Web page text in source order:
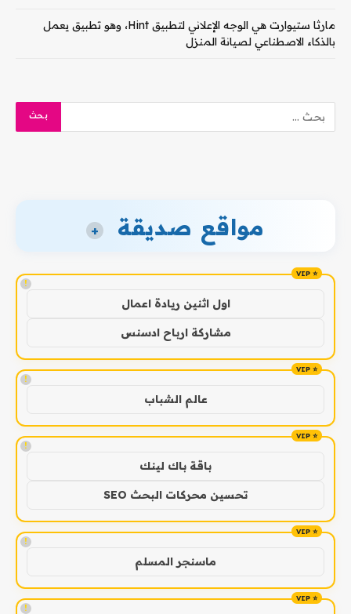
مارثا ستيوارت هي الوجه الإعلاني لتطبيق Hint، وهو تطبيق يعمل
بالذكاء الاصطناعي لصيانة المنزل
مواقع صديقة +
!
اول اثنين ريادة اعمال
مشاركة ارباح ادسنس
!
عالم الشباب
!
باقة باك لينك
تحسين محركات البحث SEO
!
ماسنجر المسلم
!